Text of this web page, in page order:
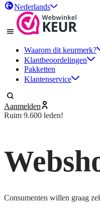
Nederlands
Waarom dit keurmerk?
Klantbeoordelingen
Pakketten
Klantenservice
Aanmelden
Ruim 9.600 leden!
Consumenten willen graag